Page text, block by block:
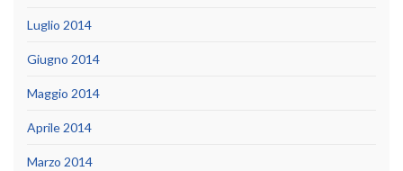
Luglio 2014
Giugno 2014
Maggio 2014
Aprile 2014
Marzo 2014